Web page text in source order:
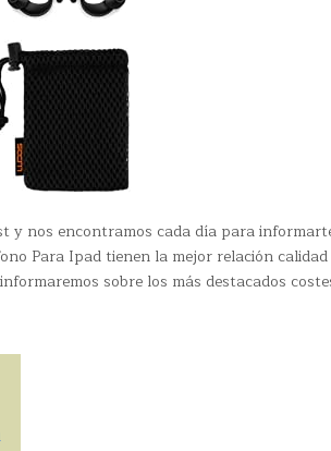
y nos encontramos cada día para
Para Ipad tienen la mejor relación
sobre los más destacados